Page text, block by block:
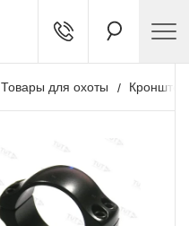
Товары для охоты